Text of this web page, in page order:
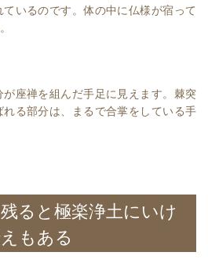
いるのです。体の中に仏様が宿って
座禅を組んだ手足に見えます。棘突
る部分は、まるで合掌をしている手
ると極楽浄土にいけ
もある